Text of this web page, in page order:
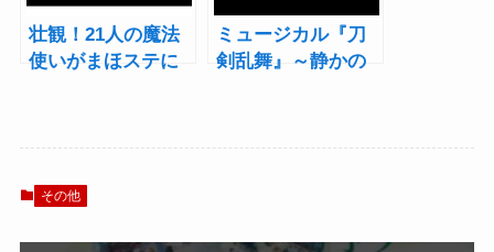
壮観！21人の魔法
使いがまほステに
ミュージカル『刀
剣乱舞』～静かの
その他